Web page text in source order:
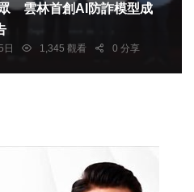
雲林首創AI防詐模型成
日 1,345 觀看 0 分享